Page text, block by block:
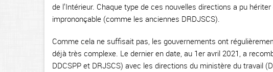
de l’Intérieur. Chaque type de ces nouvelles directions a pu
imprononçable (comme les anciennes DRDJSCS).
Comme cela ne suffisait pas, les gouvernements ont
déjà très complexe. Le dernier en date, au 1er avril 2021, a
DDCSPP et DRJSCS) avec les directions du ministère du travail